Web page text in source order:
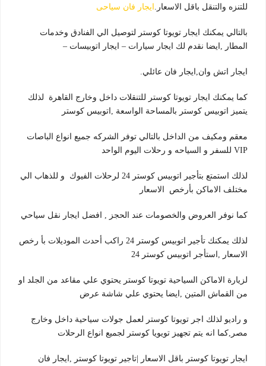
للتنزه والتنقل باقل الاسعار. ايجار فان سياحى
بالتالي يمكنك ايجار تويوتا كوستر لتوصيل الي الفنادق وخدمات
المطار ,ايضا نقدم لك ايجار سيارات – ايجار اتوبيسات –
ايجار اتش وان,ايجار فان عائلي.
كما يمكنك ايجار تويوتا كوستر للتنقلات داخل وخارج القاهرة لذلك
يتميز اتوبيس كوستر بالمساحة الواسعة ,اتوبيس كوستر
معقم ومكيف من الداخل بالتالي توفر الشركه جميع انواع الباصات
VIP للسفر و السياحه و رحلات اليوم الواحد
لذلك استمتع بتأجير اتوبيس كوستر 24 لرحلات الفيوك و للذهاب الي
مختلف الاماكن بأرخص الاسعار
كما نوفر العروض والخصومات عند الحجز , افضل ايجار نقل سياحي
لذلك يمكنك تأجير اتوبيس كوستر 24 راكب أحدث الموديلات بأ رخص
الاسعار ,استأجر اتوبيس كوستر 24
لزيارة الاماكن السياحية تويوتا كوستر يحتوي علي مقاعد من الجلد او
من القماش المتين ,ايضا يحتوي علي شاشة عرض
و راديو لذلك اجر تويوتا كوستر لعمل جولات سياحية داخل وخارج
مصر,كما انه يتم تجهيز تويويا كوستر لجميع انواع الرحلات
ايجار تويوتا كوستر باقل الاسعار |تاجير تويوتا كوستر ,ايجار فان